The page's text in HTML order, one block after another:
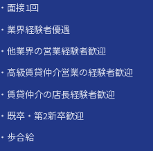
面接1回
業界経験者優遇
他業界の営業経験者歓迎
高級賃貸仲介営業の経験者歓迎
賃貸仲介の店長経験者歓迎
既卒・第2新卒歓迎
歩合給